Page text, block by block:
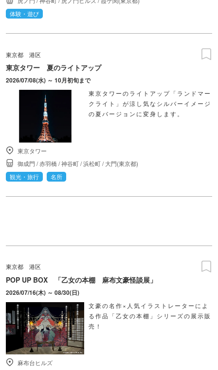
体験・遊び
東京都 港区
東京タワー 夏のライトアップ
2026/07/08(水) ～ 10月初旬まで
東京タワーのライトアップ「ランドマー
クライト」が涼し気なシルバーイメージ
の夏バージョンに変身します。
東京タワー
御成門 /赤羽橋/神谷町/浜松町/大門(東京都)
観光・旅行
名所
東京都 港区
POP UP BOX 「乙女の本棚 麻布文豪怪談展」
2026/07/16(木) ～ 08/30(日)
文豪の名作×人気イラストレーターによ
る作品「乙女の本棚」シリーズの展示販
売！
麻布台ヒルズ